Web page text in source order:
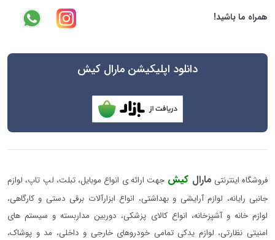
همراه ما باشید!
دانلود اپلیکیشن مارال کیش
فروشگاه اینترنتی مارال کیش جهت ارائه ی انواع موبایل، تبلت، لپ تاپ، لوازم
جانبی رایانه، لوازم آرایشی و بهداشتی، انواع ابزارآلات برقی دستی و کارگاهی،
لوازم خانه و آشپزخانه، انواع کالای پزشکی، دوربین مداربسته و سیستم های
امنیتی نظارتی، لوازم یدکی تمامی خودروهای خارجی و داخلی، مد و پوشاک،